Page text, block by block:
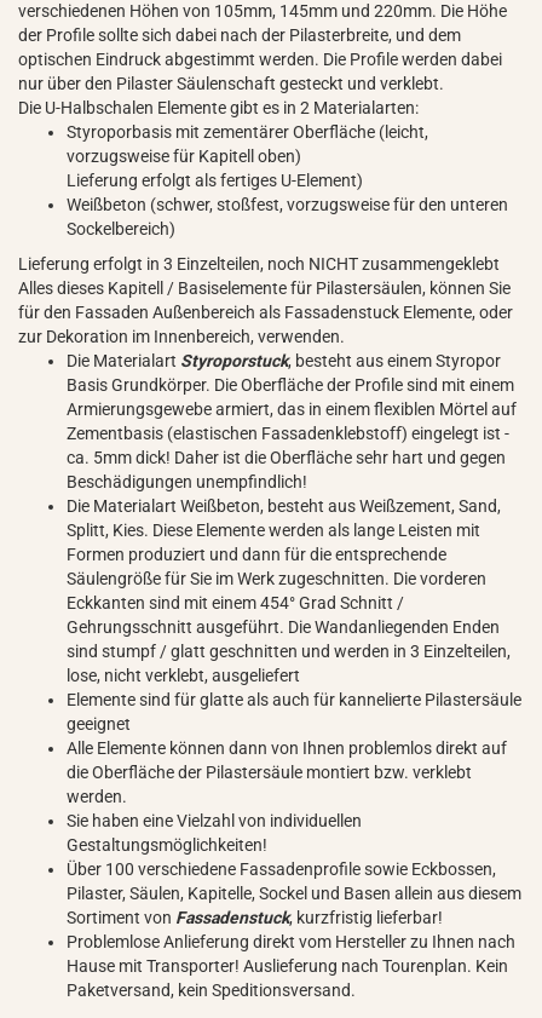
verschiedenen Höhen von 105mm, 145mm und 220mm. Die Höhe
der Profile sollte sich dabei nach der Pilasterbreite, und dem
optischen Eindruck abgestimmt werden. Die Profile werden dabei
nur über den Pilaster Säulenschaft gesteckt und verklebt.
Die U-Halbschalen Elemente gibt es in 2 Materialarten:
Styroporbasis mit zementärer Oberfläche (leicht,
vorzugsweise für Kapitell oben)
Lieferung erfolgt als fertiges U-Element)
Weißbeton (schwer, stoßfest, vorzugsweise für den unteren
Sockelbereich)
Lieferung erfolgt in 3 Einzelteilen, noch NICHT zusammengeklebt
Alles dieses Kapitell / Basiselemente für Pilastersäulen, können Sie
für den Fassaden Außenbereich als Fassadenstuck Elemente, oder
zur Dekoration im Innenbereich, verwenden.
Die Materialart Styroporstuck, besteht aus einem Styropor
Basis Grundkörper. Die Oberfläche der Profile sind mit einem
Armierungsgewebe armiert, das in einem flexiblen Mörtel auf
Zementbasis (elastischen Fassadenklebstoff) eingelegt ist -
ca. 5mm dick! Daher ist die Oberfläche sehr hart und gegen
Beschädigungen unempfindlich!
Die Materialart Weißbeton, besteht aus Weißzement, Sand,
Splitt, Kies. Diese Elemente werden als lange Leisten mit
Formen produziert und dann für die entsprechende
Säulengröße für Sie im Werk zugeschnitten. Die vorderen
Eckkanten sind mit einem 454° Grad Schnitt /
Gehrungsschnitt ausgeführt. Die Wandanliegenden Enden
sind stumpf / glatt geschnitten und werden in 3 Einzelteilen,
lose, nicht verklebt, ausgeliefert
Elemente sind für glatte als auch für kannelierte Pilastersäule
geeignet
Alle Elemente können dann von Ihnen problemlos direkt auf
die Oberfläche der Pilastersäule montiert bzw. verklebt
werden.
Sie haben eine Vielzahl von individuellen
Gestaltungsmöglichkeiten!
Über 100 verschiedene Fassadenprofile sowie Eckbossen,
Pilaster, Säulen, Kapitelle, Sockel und Basen allein aus diesem
Sortiment von Fassadenstuck, kurzfristig lieferbar!
Problemlose Anlieferung direkt vom Hersteller zu Ihnen nach
Hause mit Transporter! Auslieferung nach Tourenplan. Kein
Paketversand, kein Speditionsversand.